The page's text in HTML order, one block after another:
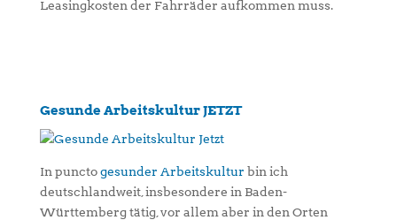
Leasingkosten der Fahrräder aufkommen muss.
Gesunde Arbeitskultur JETZT
In punctogesunder Arbeitskultur bin ich
deutschlandweit, insbesondere in Baden-
Württemberg tätig, vor allem aber in den Orten